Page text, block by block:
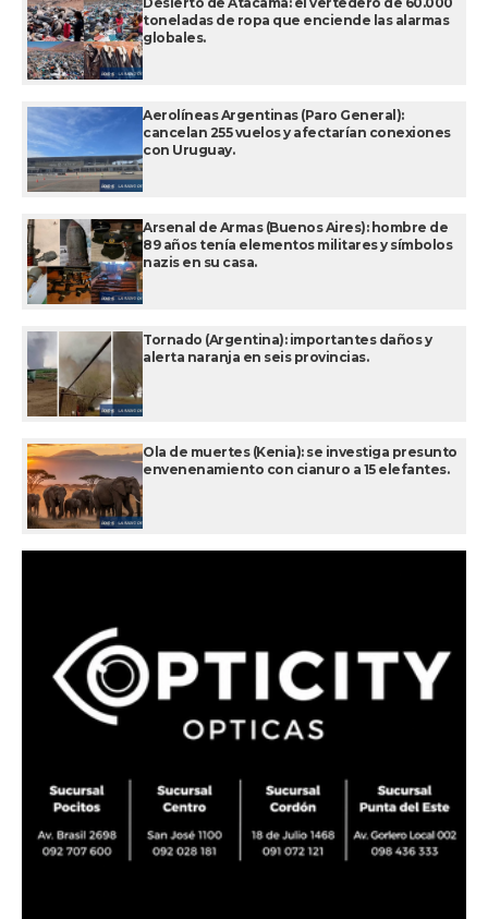
toneladas de ropa que enciende las alarmas
globales.
Aerolíneas Argentinas (Paro General):
cancelan 255 vuelos y afectarían conexiones
con Uruguay.
Arsenal de Armas (Buenos Aires): hombre de
89 años tenía elementos militares y símbolos
nazis en su casa.
Tornado (Argentina): importantes daños y
alerta naranja en seis provincias.
Ola de muertes (Kenia): se investiga presunto
envenenamiento con cianuro a 15 elefantes.